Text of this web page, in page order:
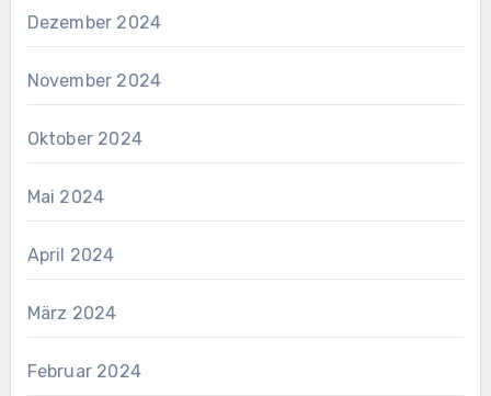
Dezember 2024
November 2024
Oktober 2024
Mai 2024
April 2024
März 2024
Februar 2024